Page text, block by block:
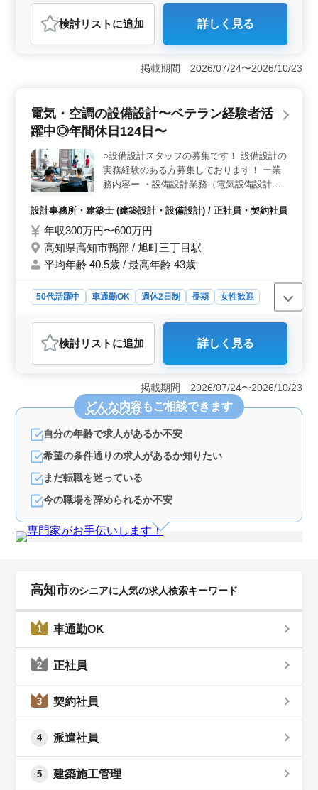
ださい☆
おすすめポイント
＜求人のポイント＞ 高知県高知市朝倉丙に拠点を置く
建築設計会社では、40代以上の経験豊富な意匠設計業務
ン層の方も歓迎される環境です。 ＜業務内容＞ 一
せや現地調査、プランニング、基本設計から実施設計、
積算、確認申請、各種書類作成、施工会社選定、設計監
理などが含まれます。CAD操作も必要です。 ＜特徴
＞ 40代以上のベテラン経験者が活躍中であり、1級建築
士をお持ちの方は特に優遇されます。マイカー通勤が可
能で、無料駐車場もあります。また、交通費支給や資格
手当などの福利厚生も充実しています。
検討リスト に追加 詳しく見る
掲載期間 2026/07/24〜2026/10/23
電気・空調の設備設計〜ベテラン経験者活
躍中◎年間休日124日〜
○設備設計スタッフの募集です！ 設備設計の
実務経験のある方募集しております！ ー業
務内容ー ・設備設計業務（電気設備設計メ
に付随する電気設備 ・施主様等との打ち合
わせ業務 ・現地調査業務 ・基本設計/実施設
計業務 ・見積もりや積算業務 ・引き渡し業
務 ＋備考＋ ・年間休日124日！土日祝休
み！ ・マイカー通勤可能(無料駐車場有)
★40代以上のベテラン設備設計経験者も活
躍中! ★まずはお気軽にご応募ください！
設計事務所・建築士 (建築設計・設備設計) / 正社員・契約社員
年収300万円〜600万円
高知県高知市鴨部 / 旭町三丁目駅
平均年齢 40.5歳 / 最高年齢 43歳
50代活躍中 車通勤OK 週休2日制 長期
女性歓迎
おすすめポイント
＜求人のポイント＞ 高知市鴨部に拠点を構える建築設
計事務所では、電気・空調の設備設計における経験豊富
いう働きやすい環境で、設備設計業務に携わりたい方に
最適です。 ＜業務内容＞ 主に電気設備設計をメイ
ンとして、ビルや共同住宅の空調設備に付随する設備設
計業務が行われます。施主との打ち合わせや現地調査、
わることができます。 ＜特徴＞ 求められる資格と
して、普通自動車運転免許と設備設計1級建築士が必要で
す。2級管工事施行管理技士以上をお持ちの方は尚可とさ
れています。また、設備設計業務経験が6年以上ある方や
場も完備されています。
検討リスト に追加 詳しく見る
掲載期間 2026/07/24〜2026/10/23
どんな内容もご相談できます
自分の年齢で求人があるか不安
希望の条件通りの求人があるか知りたい
まだ転職を迷っている
今の職場を辞められるか不安
高知市のシニアに人気の求人検索キーワード
1 車通勤OK
2 正社員
3 契約社員
4 派遣社員
5 建築施工管理